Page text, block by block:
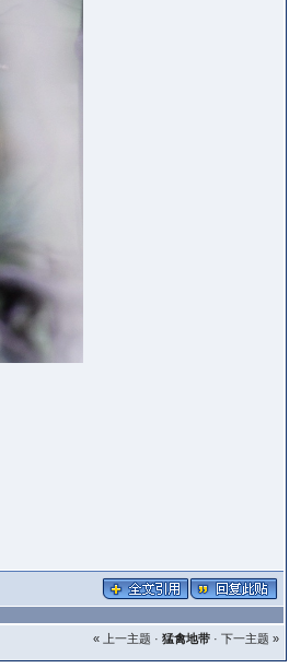
« 上一主题 · 猛禽地带· 下一主题 »